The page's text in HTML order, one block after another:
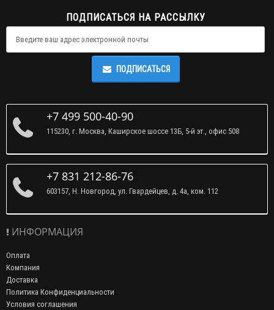
ПОДПИСАТЬСЯ НА РАССЫЛКУ
ПОДПИСАТЬСЯ
+7 499 500-40-90
115230, г. Москва, Каширское шоссе 13Б, 5-й эт., офис 508
+7 831 212-86-76
603157, Н. Новгород, ул. Гвардейцев, д. 4а, ком. 112
ИНФОРМАЦИЯ
Оплата
Компания
Доставка
Политика Конфиденциальности
Условия соглашения